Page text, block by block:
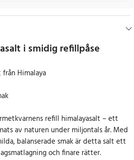
i smidig refillpåse
Himalaya
refill himalayasalt – ett
av naturen under miljontals år. Med
balanserade smak är detta salt ett
och finare rätter.